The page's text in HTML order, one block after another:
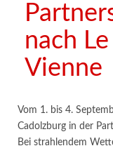
nach
Vienne
Vom 1. bis 4.
Cadolzburg in der
Bei strahlendem